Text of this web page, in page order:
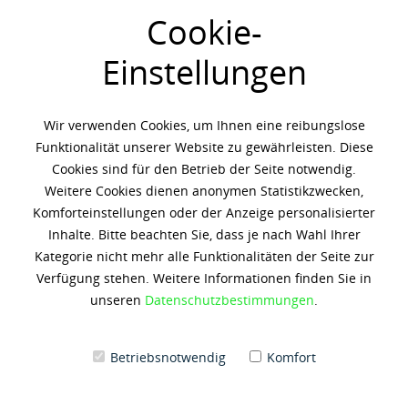
Cookie-
Einstellungen
Wir verwenden Cookies, um Ihnen eine reibungslose
Funktionalität unserer Website zu gewährleisten. Diese
Cookies sind für den Betrieb der Seite notwendig.
Weitere Cookies dienen anonymen Statistikzwecken,
Komforteinstellungen oder der Anzeige personalisierter
Inhalte. Bitte beachten Sie, dass je nach Wahl Ihrer
Kategorie nicht mehr alle Funktionalitäten der Seite zur
Verfügung stehen. Weitere Informationen finden Sie in
unseren Datenschutzbestimmungen.
Betriebsnotwendig Komfort
Vorherige Artikel laden